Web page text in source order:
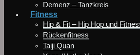
Demenz – Tanzkreis
Fitness
Hip & Fit – Hip Hop und
Rückenfitness
Taiji Quan